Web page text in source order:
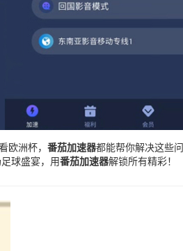
欧洲杯， 番茄加速器都能帮你解决这些
球盛宴，用番茄加速器解锁所有精彩！